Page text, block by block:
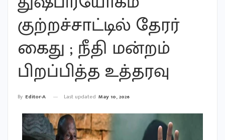
குற்றச்சாட்டில் தேரர்
கைது ; நீதி மன்றம்
பிறப்பித்த உத்தரவு
By Editor-A Last updated May 10, 2026